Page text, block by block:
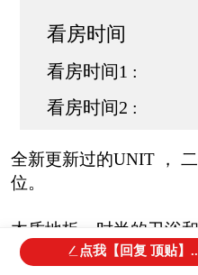
看房时间
看房时间1 :
看房时间2 :
全新更新过的UNIT ，
位。
木质地板，时尚的卫浴
以俯瞰远景。点我【回复 顶贴】